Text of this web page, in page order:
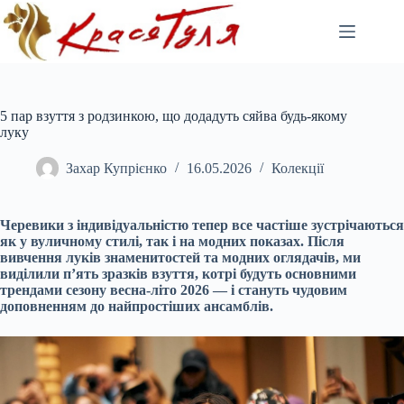
Перейти
до
вмісту
5 пар взуття з родзинкою, що додадуть сяйва будь-якому
луку
Захар Купрієнко 16.05.2026 Колекції
Черевики з індивідуальністю тепер все частіше зустрічаються
як у вуличному стилі, так і на модних показах. Після
вивчення луків знаменитостей та модних оглядачів, ми
виділили п’ять зразків взуття, котрі будуть основними
трендами сезону весна-літо 2026 — і стануть чудовим
доповненням до найпростіших ансамблів.